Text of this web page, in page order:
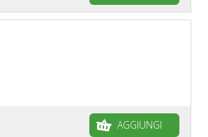
AGGIUNGI